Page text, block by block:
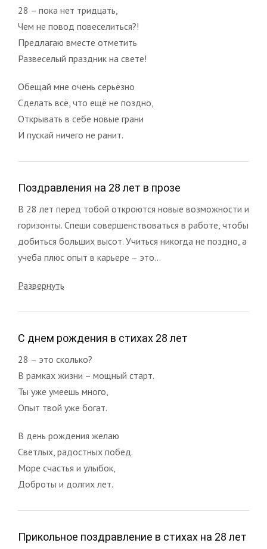
28 – пока нет тридцать,
Чем не повод повеселиться?!
Предлагаю вместе отметить
Развеселый праздник на свете!
Обещай мне очень серьёзно
Сделать всё, что ещё не поздно,
Открывать в себе новые грани
И пускай ничего не ранит.
Поздравления на 28 лет в прозе
В 28 лет перед тобой откроются новые возможности и
горизонты. Спеши совершенствоваться в работе, чтобы
добиться больших высот. Учиться никогда не поздно, а
учеба плюс опыт в карьере – это...
Развернуть
С днем рождения в стихах 28 лет
28 – это сколько?
В рамках жизни – мощный старт.
Ты уже умеешь много,
Опыт твой уже богат.
В день рождения желаю
Светлых, радостных побед.
Море счастья и улыбок,
Доброты и долгих лет.
Прикольное поздравление в стихах на 28 лет